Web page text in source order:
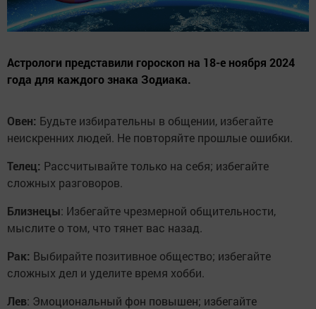
Астрологи представили гороскоп на 18-е ноября 2024
года для каждого знака Зодиака.
Овен: Будьте избирательны в общении, избегайте
неискренних людей. Не повторяйте прошлые ошибки.
Телец: Рассчитывайте только на себя; избегайте
сложных разговоров.
Близнецы: Избегайте чрезмерной общительности,
мыслите о том, что тянет вас назад.
Рак: Выбирайте позитивное общество; избегайте
сложных дел и уделите время хобби.
Лев: Эмоциональный фон повышен; избегайте